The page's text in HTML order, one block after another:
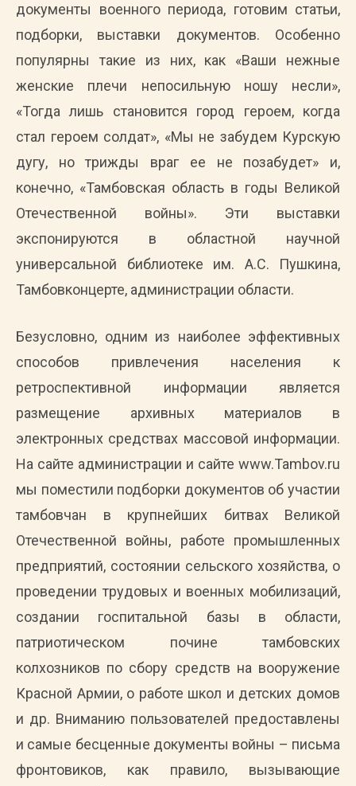
документы военного периода, готовим статьи,
подборки, выставки документов. Особенно
популярны такие из них, как «Ваши нежные
женские плечи непосильную ношу несли»,
«Тогда лишь становится город героем, когда
стал героем солдат», «Мы не забудем Курскую
дугу, но трижды враг ее не позабудет» и,
конечно, «Тамбовская область в годы Великой
Отечественной войны». Эти выставки
экспонируются в областной научной
универсальной библиотеке им. А.С. Пушкина,
Тамбовконцерте, администрации области.
Безусловно, одним из наиболее эффективных
способов привлечения населения к
ретроспективной информации является
размещение архивных материалов в
электронных средствах массовой информации.
На сайте администрации и сайте www.Tambov.ru
мы поместили подборки документов об участии
тамбовчан в крупнейших битвах Великой
Отечественной войны, работе промышленных
предприятий, состоянии сельского хозяйства, о
проведении трудовых и военных мобилизаций,
создании госпитальной базы в области,
патриотическом почине тамбовских
колхозников по сбору средств на вооружение
Красной Армии, о работе школ и детских домов
и др. Вниманию пользователей предоставлены
и самые бесценные документы войны – письма
фронтовиков, как правило, вызывающие